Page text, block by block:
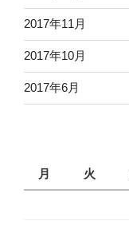
2017年11月
2017年10月
2017年6月
月
火